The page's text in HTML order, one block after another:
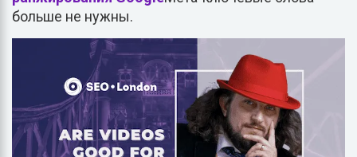
больше не нужны.